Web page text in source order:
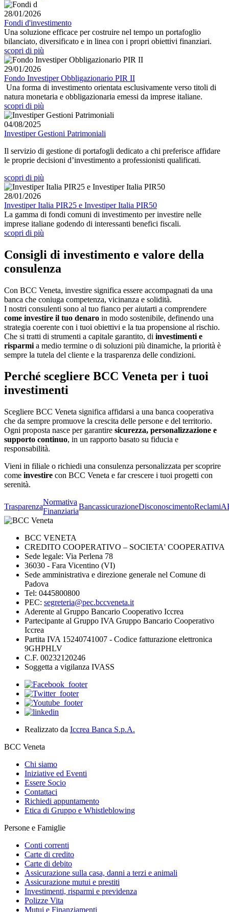
28/01/2026
Fondi d'investimento
Una soluzione efficace per costruire nel tempo un portafoglio
bilanciato, diversificato e in linea con i propri obiettivi finanziari.
scopri di più
29/01/2026
Fondo Investiper Obbligazionario PIR II
Una forma di investimento orientata esclusivamente verso titoli di
natura monetaria e obbligazionaria emessi da imprese italiane.
scopri di più
04/08/2025
Investiper Gestioni Patrimoniali
Il servizio di gestione di portafogli dedicato a chi preferisce affidare
le proprie decisioni d’investimento a professionisti qualificati.
scopri di più
28/01/2026
Investiper Italia PIR25 e Investiper Italia PIR50
La gamma di fondi comuni di investimento per investire nelle
imprese italiane godendo di interessanti benefici fiscali.
scopri di più
Consigli di investimento e valore della
consulenza
Con BCC Veneta, investire significa essere accompagnati da una
banca che coniuga competenza, vicinanza e solidità.
I nostri consulenti sono al tuo fianco per aiutarti a comprendere
come investire il tuo denaro in modo sostenibile, definendo una
strategia coerente con i tuoi obiettivi e la tua propensione al rischio.
Che si tratti di strumenti a capitale garantito, di investimenti e
risparmi a medio termine o di soluzioni più dinamiche, la priorità è
sempre la tutela del cliente e la trasparenza delle condizioni.
Perché scegliere BCC Veneta per i tuoi
investimenti
Scegliere BCC Veneta significa affidarsi a una banca cooperativa
che da sempre promuove la crescita delle persone e del territorio.
Ogni proposta nasce per garantire sicurezza, personalizzazione e
supporto continuo, in un rapporto basato su fiducia e
responsabilità.
Vieni in filiale o richiedi una consulenza personalizzata per scoprire
come investire con BCC Veneta e far crescere i tuoi progetti con
serenità.
Trasparenza
Normativa
Finanziaria
BancassicurazioneDisconoscimentoReclami
BCC VENETA
CREDITO COOPERATIVO – SOCIETA' COOPERATIVA
Sede legale: Via Perlena 78
36030 - Fara Vicentino (VI)
Sede amministrativa e direzione generale nel Comune di
Padova
Tel: 0445800800
PEC: segreteria@pec.bccveneta.it
Aderente al Gruppo Bancario Cooperativo Iccrea
Partecipante al Gruppo IVA Gruppo Bancario Cooperativo
Iccrea
Partita IVA 15240741007 - Codice fatturazione elettronica
9GHPHLV
C.F. 00232120246
Soggetta a vigilanza IVASS
Realizzato da Iccrea Banca S.p.A.
BCC Veneta
Chi siamo
Iniziative ed Eventi
Essere Socio
Contattaci
Richiedi appuntamento
Etica di Gruppo e Whistleblowing
Persone e Famiglie
Conti correnti
Carte di credito
Carte di debito
Assicurazione sulla casa, danni a terzi e animali
Assicurazione mutui e prestiti
Investimenti, risparmi e previdenza
Polizze Vita
Mutui e Finanziamenti